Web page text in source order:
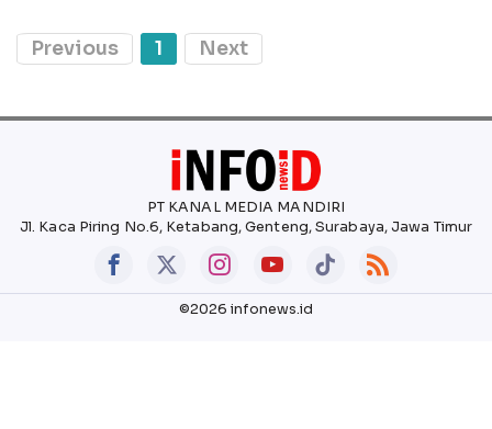
Previous 1 Next
PT KANAL MEDIA MANDIRI
Jl. Kaca Piring No.6, Ketabang, Genteng, Surabaya, Jawa Timur
©2026 infonews.id